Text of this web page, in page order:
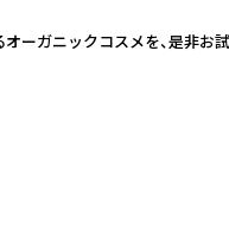
ーガニックコスメを、是非お